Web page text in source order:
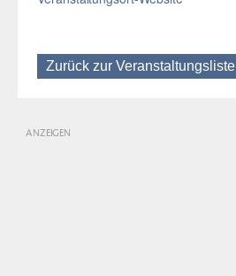
Zurück zur Veranstaltungsliste
ANZEIGEN